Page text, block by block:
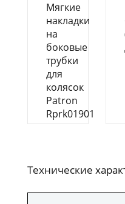
Мягкие
накладки
на
боковые
трубки
для
колясок
Patron
Rprk01901
Технические